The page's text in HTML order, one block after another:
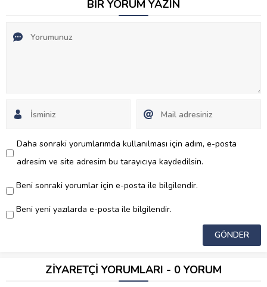
BİR YORUM YAZIN
Daha sonraki yorumlarımda kullanılması için adım, e-posta
adresim ve site adresim bu tarayıcıya kaydedilsin.
Beni sonraki yorumlar için e-posta ile bilgilendir.
Beni yeni yazılarda e-posta ile bilgilendir.
ZİYARETÇİ YORUMLARI - 0 YORUM